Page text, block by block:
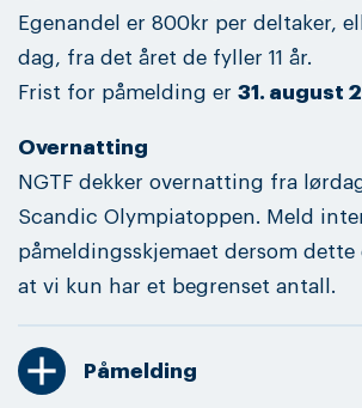
Egenandel er 800kr per deltaker,
dag, fra det året de fyller 11 år.
Frist for påmelding er 31. august
Overnatting
NGTF dekker overnatting fra
Scandic Olympiatoppen. Meld
påmeldingsskjemaet dersom dette
at vi kun har et begrenset antall.
add Påmelding